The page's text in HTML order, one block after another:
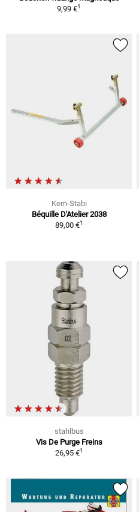
9,99 €1
Kern-Stabi
Béquille D'Atelier 2038
89,00 €1
stahlbus
Vis De Purge Freins
26,95 €1